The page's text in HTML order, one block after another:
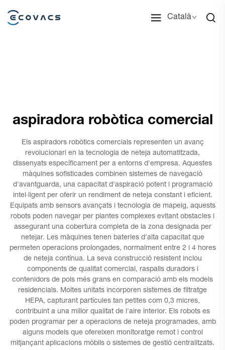
Català
aspiradora robòtica comercial
Els aspiradors robòtics comercials representen un avanç
revolucionari en la tecnologia de neteja automatitzada,
dissenyats específicament per a entorns d'empresa. Aquestes
màquines sofisticades combinen sistemes de navegació
d'avantguarda, una capacitat d'aspiració potent i programació
intel·ligent per oferir un rendiment de neteja constant i eficient.
Equipats amb sensors avançats i tecnologia de mapeig, aquests
robots poden navegar per plantes complexes evitant obstacles i
assegurant una cobertura completa de la zona designada per
netejar. Les màquines tenen bateries d'alta capacitat que
permeten operacions prolongades, normalment entre 2 i 4 hores
de neteja contínua. La seva construcció resistent inclou
components de qualitat comercial, raspalls duradors i
contenidors de pols més grans en comparació amb els models
residencials. Moltes unitats incorporen sistemes de filtratge
HEPA, capturant partícules tan petites com 0,3 micres,
contribuint a una millor qualitat de l'aire interior. Els robots es
poden programar per a operacions de neteja programades, amb
alguns models que ofereixen monitoratge remot i control
mitjançant aplicacions mòbils o sistemes de gestió centralitzats.